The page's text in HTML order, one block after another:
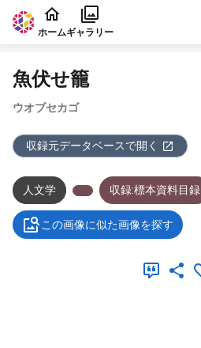
本文に飛ぶ
ホームギャラリー
魚伏せ籠
ウオブセカゴ
収録元データベースで開く
人文学 収録:標本資料目録
この画像に似た画像を探す